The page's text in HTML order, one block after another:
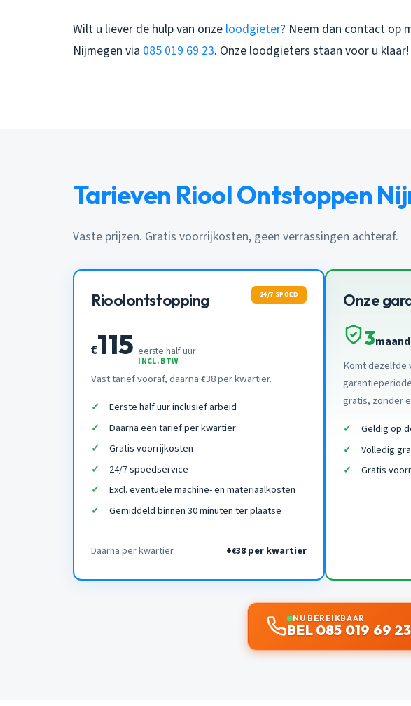
Wilt u liever de hulp van onze loodgieter? Neem dan contact op
Nijmegen via 085 019 69 23. Onze loodgieters staan voor u klaar!
Tarieven Riool Ontstoppen
Vaste prijzen. Gratis voorrijkosten, geen verrassingen achteraf.
Rioolontstopping 24/7 SPOED
€115 eerste half uur
INCL. BTW
Vast tarief vooraf, daarna €38 per kwartier.
Eerste half uur inclusief arbeid
Daarna een tarief per kwartier
Gratis voorrijkosten
24/7 spoedservice
Excl. eventuele machine- en materiaalkosten
Gemiddeld binnen 30 minuten ter plaatse
Daarna per kwartier +€38 per kwartier
Onze
3
Komt dezelfde
gratis, zonder
Geldig op
Volledig
Gratis
NU BEREIKBAAR
BEL 085 019 69 23